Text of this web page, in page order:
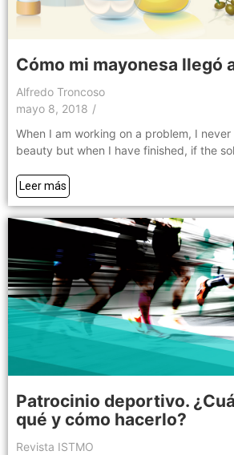
Cómo mi mayonesa llegó
Alfredo Troncoso
mayo 8, 2018 /
When I am working on a problem, I
beauty but when I have finished, if the
Leer más
Patrocinio deportivo.
qué y cómo hacerlo?
Revista ISTMO